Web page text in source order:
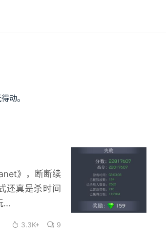
动。
》，断断续
还真是杀时间
...
3.3K+ 9